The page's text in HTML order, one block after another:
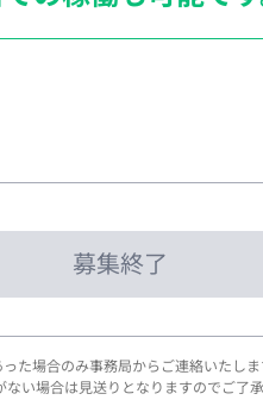
募集終了
た場合のみ事務局からご連絡いたしま
い場合は見送りとなりますのでご了承